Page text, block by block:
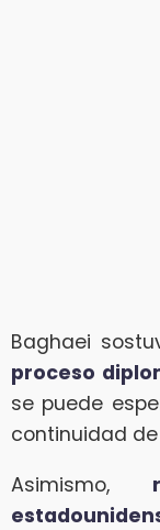
Baghaei
proceso
se puede
continuidad
Asimismo,